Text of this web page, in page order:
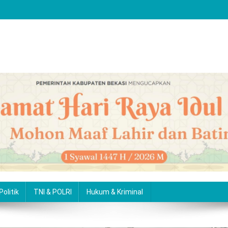
Politik TNI & POLRI Hukum & Kriminal